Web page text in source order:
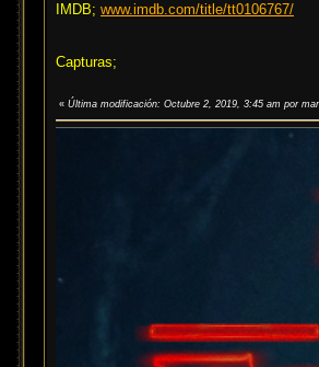
IMDB; www.imdb.com/title/tt0106767/
Capturas;
« Última modificación: Octubre 2, 2019, 3:45 am por